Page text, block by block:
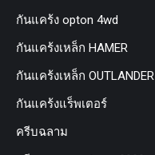
กันแคร้ง opton 4wd
กันแคร้งเหล็ก HAMER
กันแคร้งเหล็ก OUTLANDER
กันแคร้งแร็พเตอร์
ครีบฉลาม